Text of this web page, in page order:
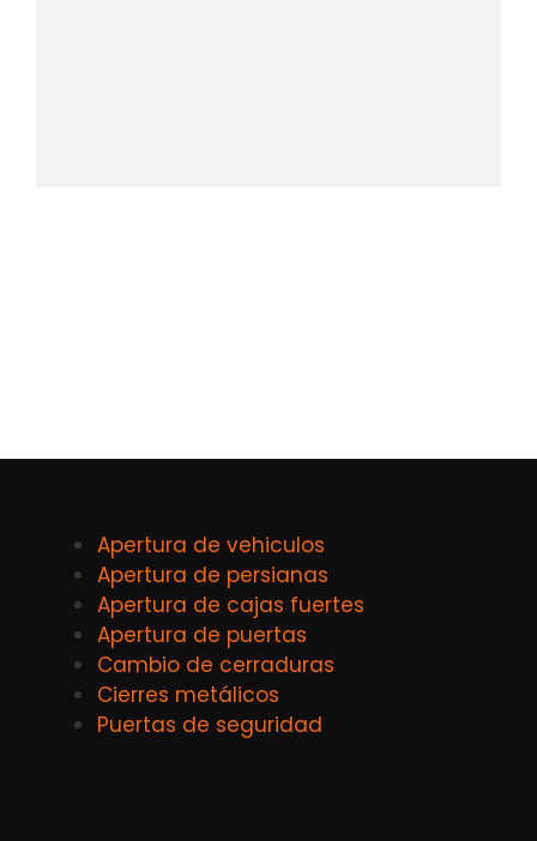
Apertura de vehiculos
Apertura de persianas
Apertura de cajas fuertes
Apertura de puertas
Cambio de cerraduras
Cierres metálicos
Puertas de seguridad